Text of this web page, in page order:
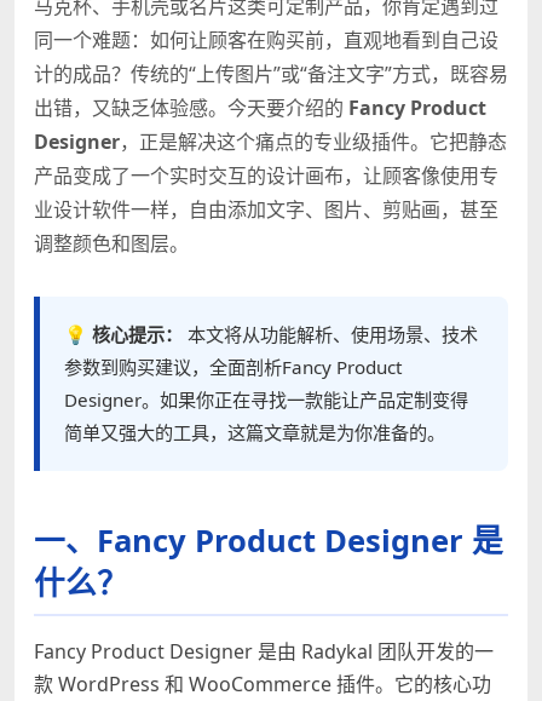
马克杯、手机壳或名片这类可定制产品，你肯定遇到过
同一个难题：如何让顾客在购买前，直观地看到自己设
计的成品？传统的“上传图片”或“备注文字”方式，既容易
出错，又缺乏体验感。今天要介绍的 Fancy Product
Designer，正是解决这个痛点的专业级插件。它把静态
产品变成了一个实时交互的设计画布，让顾客像使用专
业设计软件一样，自由添加文字、图片、剪贴画，甚至
调整颜色和图层。
💡 核心提示：
本文将从功能解析、使用场景、技术
参数到购买建议，全面剖析Fancy Product
Designer。如果你正在寻找一款能让产品定制变得
简单又强大的工具，这篇文章就是为你准备的。
一、Fancy Product Designer 是
什么？
Fancy Product Designer 是由 Radykal 团队开发的一
款 WordPress 和 WooCommerce 插件。它的核心功